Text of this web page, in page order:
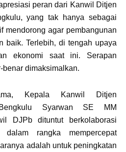
peran dari Kanwil Ditjen
yang tak hanya sebagai
mendorong agar pembangunan
baik. Terlebih, di tengah upaya
ekonomi saat ini. Serapan
dimaksimalkan.
Kepala Kanwil Ditjen
Syarwan SE MM
DJPb dituntut berkolaborasi
rangka mempercepat
adalah untuk peningkatan